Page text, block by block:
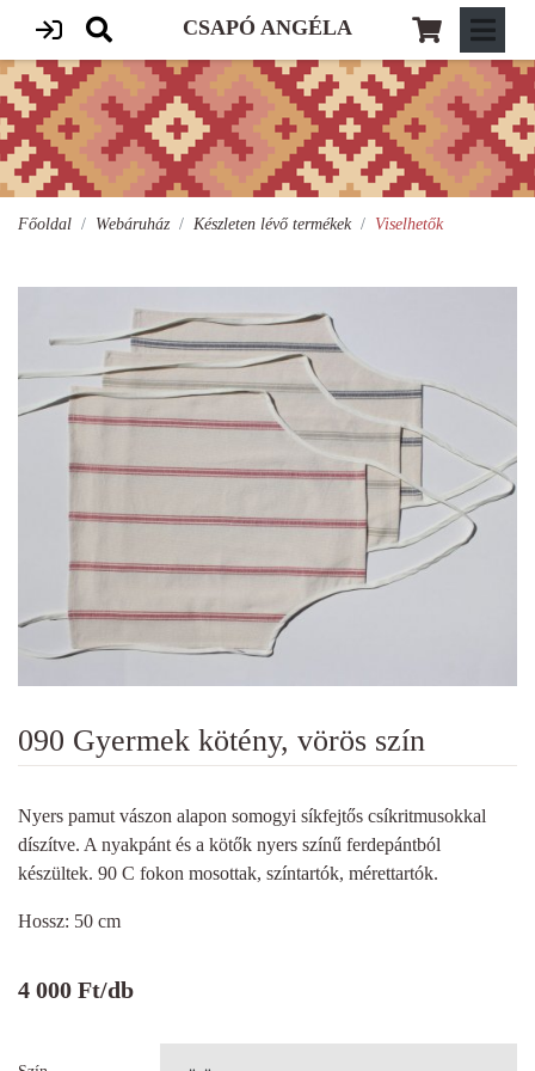
CSAPÓ ANGÉLA
Főoldal Webáruház Készleten lévő termékek Viselhetők
090 Gyermek kötény, vörös szín
Nyers pamut vászon alapon somogyi síkfejtős csíkritmusokkal
díszítve. A nyakpánt és a kötők nyers színű ferdepántból
készültek. 90 C fokon mosottak, színtartók, mérettartók.
Hossz: 50 cm
4 000 Ft/db